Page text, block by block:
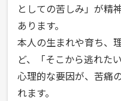
としての苦しみ」が精
あります。
本人の生まれや育ち、
ど、「そこから逃れた
心理的な要因が、苦痛
れます。